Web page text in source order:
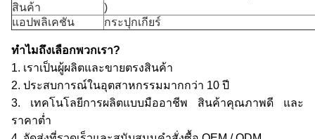
สินค้า
)
แอปพลิเคชัน
กระปุกเกียร์
ทำไมถึงเลือกพวกเรา?
1. เราเป็นผู้ผลิตและขายตรงสินค้า
2. ประสบการณ์ในอุตสาหกรรมมากกว่า 10 ปี
3. เทคโนโลยีการผลิตแบบมืออาชีพ สินค้าคุณภาพดี และ
ราคาต่ำ